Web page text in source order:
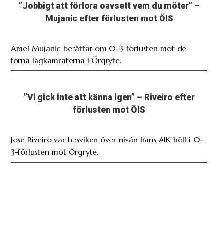
”Jobbigt att förlora oavsett vem du möter” –
Mujanic efter förlusten mot ÖIS
Amel Mujanic berättar om 0-3-förlusten mot de
forna lagkamraterna i Örgryte.
”Vi gick inte att känna igen” – Riveiro efter
förlusten mot ÖIS
Jose Riveiro var besviken över nivån hans AIK höll i 0-
3-förlusten mot Örgryte.